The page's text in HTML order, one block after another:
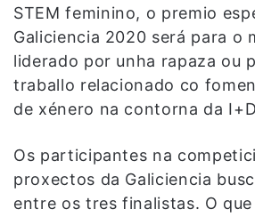
STEM feminino, o premio
Galiciencia 2020 será para o
liderado por unha rapaza ou
traballo relacionado co
de xénero na contorna da
Os participantes na
proxectos da Galiciencia
entre os tres finalistas. O